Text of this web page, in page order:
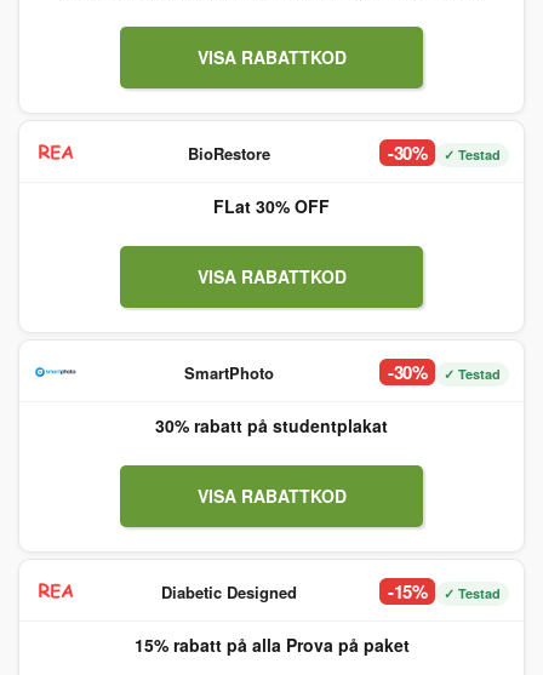
VISA RABATTKOD
BioRestore -30% ✓ Testad
FLat 30% OFF
VISA RABATTKOD
SmartPhoto -30% ✓ Testad
30% rabatt på studentplakat
VISA RABATTKOD
Diabetic Designed -15% ✓ Testad
15% rabatt på alla Prova på paket